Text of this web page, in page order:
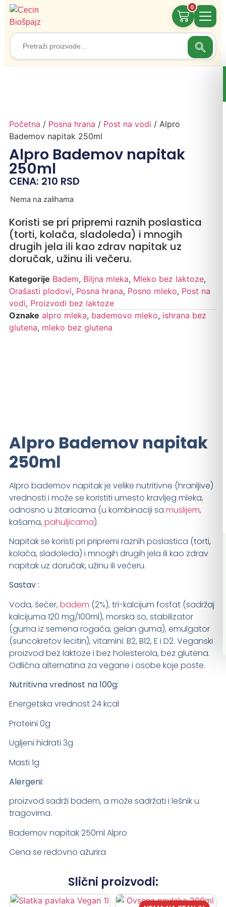
Search
for:
0
Početna / Posna hrana / Post na vodi / Alpro
Bademov napitak 250ml
Alpro Bademov napitak
250ml
CENA: 210 RSD
Nema na zalihama
Koristi se pri pripremi raznih poslastica
(torti, kolača, sladoleda) i mnogih
drugih jela ili kao zdrav napitak uz
doručak, užinu ili večeru.
Kategorije Badem, Biljna mleka, Mleko bez laktoze,
Orašasti plodovi, Posna hrana, Posno mleko, Post na
vodi, Proizvodi bez laktoze
Oznake alpro mleka, bademovo mleko, ishrana bez
glutena, mleko bez glutena
Alpro Bademov napitak
250ml
Alpro bademov napitak je velike nutritivne (hranljive)
vrednosti i može se koristiti umesto kravljeg mleka,
odnosno u žitaricama (u kombinaciji sa muslijem,
kašama, pahuljicama).
Napitak se koristi pri pripremi raznih poslastica (torti,
kolača, sladoleda) i mnogih drugih jela ili kao zdrav
napitak uz doručak, užinu ili večeru.
Sastav :
Voda, šećer, badem (2%), tri-kalcijum fosfat (sadržaj
kalcijuma 120 mg/100ml), morska so, stabilizator
(guma iz semena rogača, gelan guma), emulgator
(suncokretov lecitin), vitamini: B2, B12, E i D2. Veganski
proizvod bez laktoze i bez holesterola, bez glutena.
Odlična alternatina za vegane i osobe koje poste.
Nutritivna vrednost na 100g:
Energetska vrednost 24 kcal
Proteini 0g
Ugljeni hidrati 3g
Masti 1g
Alergeni:
proizvod sadrži badem, a može sadržati i lešnik u
tragovima.
Bademov napitak 250ml Alpro
Cena se redovno ažurira
Slični proizvodi: